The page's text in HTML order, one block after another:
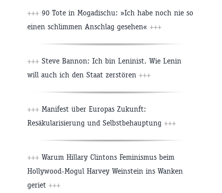
+++ 90 Tote in Mogadischu: »Ich habe noch nie so
einen schlimmen Anschlag gesehen« +++
+++ Steve Bannon: Ich bin Leninist. Wie Lenin
will auch ich den Staat zerstören +++
+++ Manifest über Europas Zukunft:
Resäkularisierung und Selbstbehauptung +++
+++ Warum Hillary Clintons Feminismus beim
Hollywood-Mogul Harvey Weinstein ins Wanken
geriet +++